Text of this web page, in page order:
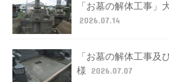
「お墓の解体工事」
2026.07.14
「お墓の解体工事及
様 2026.07.07